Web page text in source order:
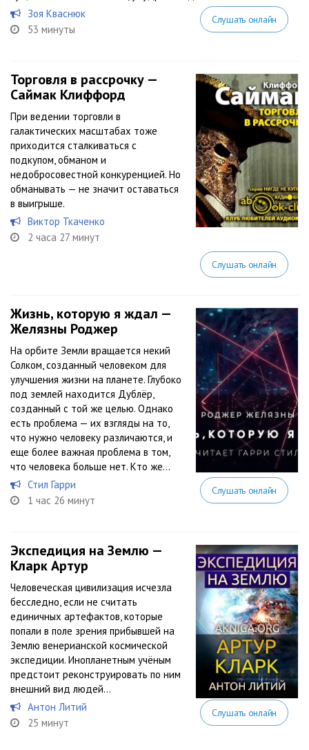
Зоя Кваснюк
53 минуты
Слушать онлайн
Торговля в рассрочку —
Саймак Клиффорд
При ведении торговли в
галактических масштабах тоже
приходится сталкиваться с
подкупом, обманом и
недобросовестной конкуренцией. Но
обманывать — не значит оставаться
в выигрыше.
Виктор Ткаченко
2 часа 27 минут
Слушать онлайн
Жизнь, которую я ждал —
Желязны Роджер
На орбите Земли вращается некий
Солком, созданный человеком для
улучшения жизни на планете. Глубоко
под землей находится Дублёр,
созданный с той же целью. Однако
есть проблема — их взгляды на то,
что нужно человеку различаются, и
еще более важная проблема в том,
что человека больше нет. Кто же...
Стил Гарри
1 час 26 минут
Слушать онлайн
Экспедиция на Землю —
Кларк Артур
Человеческая цивилизация исчезла
бесследно, если не считать
единичных артефактов, которые
попали в поле зрения прибывшей на
Землю венерианской космической
экспедиции. Инопланетным учёным
предстоит реконструировать по ним
внешний вид людей…
Антон Литий
25 минут
Слушать онлайн